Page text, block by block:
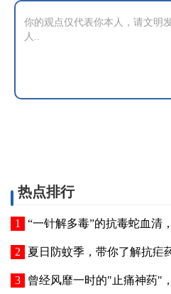
热点排行
“一针解多毒”的抗毒蛇血清
夏日防蚊季，带你了解抗疟
曾经风靡一时的"止痛神药"